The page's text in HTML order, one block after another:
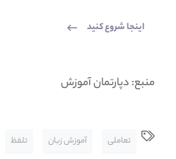
اینجا شروع کنید
منبع: دپارتمان آموزش
تعاملی آموزش زبان تلفظ